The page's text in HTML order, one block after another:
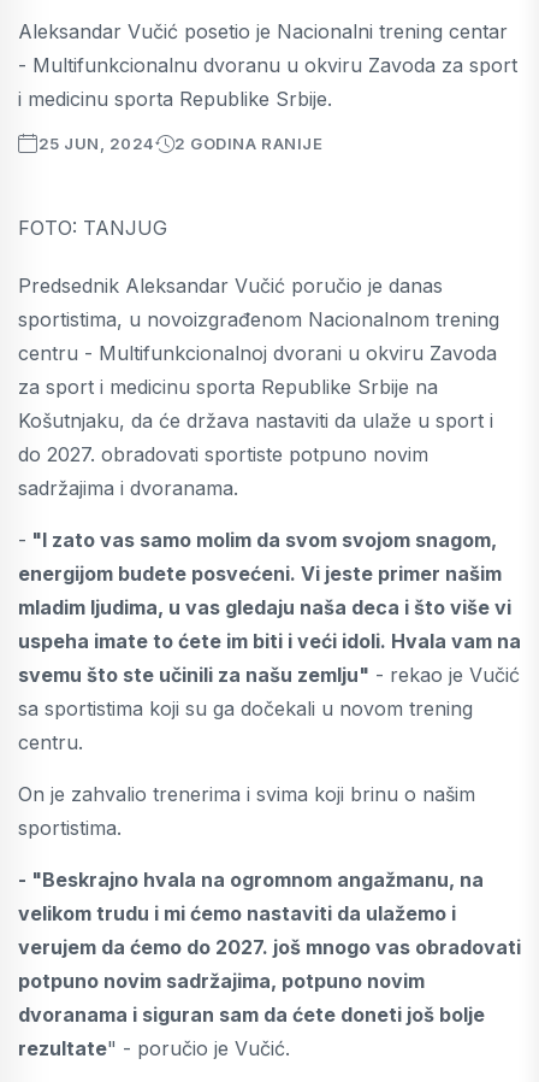
Aleksandar Vučić posetio je Nacionalni trening centar
- Multifunkcionalnu dvoranu u okviru Zavoda za sport
i medicinu sporta Republike Srbije.
25 JUN, 2024 2 GODINA RANIJE
FOTO: TANJUG
Predsednik Aleksandar Vučić poručio je danas
sportistima, u novoizgrađenom Nacionalnom trening
centru - Multifunkcionalnoj dvorani u okviru Zavoda
za sport i medicinu sporta Republike Srbije na
Košutnjaku, da će država nastaviti da ulaže u sport i
do 2027. obradovati sportiste potpuno novim
sadržajima i dvoranama.
- "I zato vas samo molim da svom svojom snagom,
energijom budete posvećeni. Vi jeste primer našim
mladim ljudima, u vas gledaju naša deca i što više vi
uspeha imate to ćete im biti i veći idoli. Hvala vam na
svemu što ste učinili za našu zemlju" - rekao je Vučić
sa sportistima koji su ga dočekali u novom trening
centru.
On je zahvalio trenerima i svima koji brinu o našim
sportistima.
- "Beskrajno hvala na ogromnom angažmanu, na
velikom trudu i mi ćemo nastaviti da ulažemo i
verujem da ćemo do 2027. još mnogo vas obradovati
potpuno novim sadržajima, potpuno novim
dvoranama i siguran sam da ćete doneti još bolje
rezultate" - poručio je Vučić.